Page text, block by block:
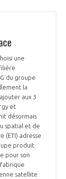
une
du groupe
la
aux 3
et
désormais
spatial et de
(ETI) adresse
produit
pour son
satellite